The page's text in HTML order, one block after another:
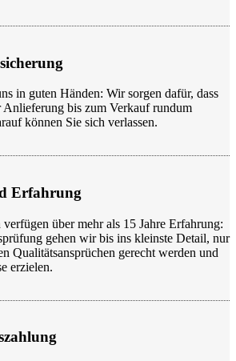
in guten Händen: Wir sorgen dafür, dass
bis zum Verkauf rundum
können Sie sich verlassen.
Erfahrung
über mehr als 15 Jahre Erfahrung:
gehen wir bis ins kleinste Detail, nur
Qualitätsansprüchen gerecht werden und
erzielen.